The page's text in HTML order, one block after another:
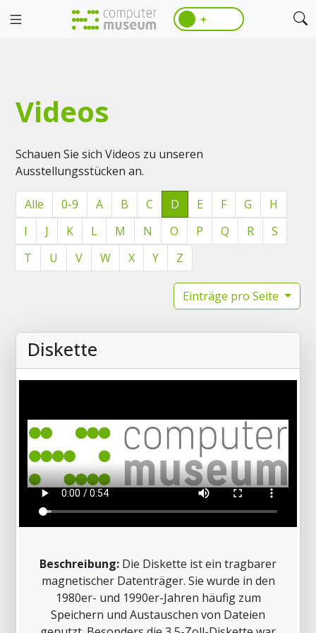
☀️
Videos
Schauen Sie sich Videos zu unseren
Ausstellungsstücken an.
Alle 0-9 A B C D E F G
H
I
J K L M N O P Q R
S
T
U V W X Y Z
Einträge pro Seite
Diskette
Beschreibung: Die Diskette ist ein tragbarer
magnetischer Datenträger. Sie wurde in den
1980er- und 1990er-Jahren häufig zum
Speichern und Austauschen von Dateien